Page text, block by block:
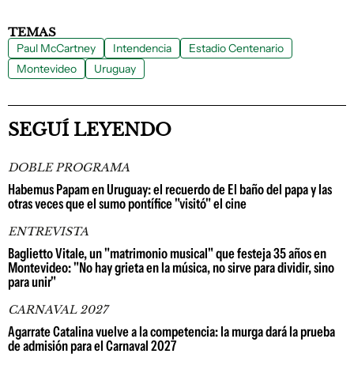
TEMAS
Paul McCartney Intendencia
Estadio Centenario
Montevideo
Uruguay
SEGUÍ LEYENDO
DOBLE PROGRAMA
Habemus Papam en Uruguay: el recuerdo de El baño del papa y las
otras veces que el sumo pontífice "visitó" el cine
ENTREVISTA
Baglietto Vitale, un "matrimonio musical" que festeja 35 años en
Montevideo: "No hay grieta en la música, no sirve para dividir, sino
para unir"
CARNAVAL 2027
Agarrate Catalina vuelve a la competencia: la murga dará la prueba
de admisión para el Carnaval 2027